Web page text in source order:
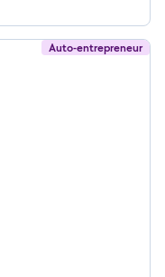
Auto-entrepreneur